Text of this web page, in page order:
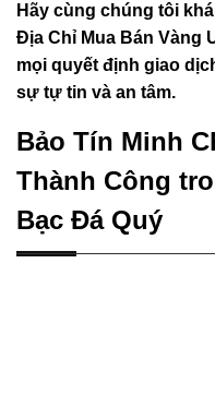
Hãy cùng chúng tôi
Địa Chỉ Mua Bán Vàng
mọi quyết định giao
sự tự tin và an tâm.
Bảo Tín Minh
Thành Công
Bạc Đá Quý